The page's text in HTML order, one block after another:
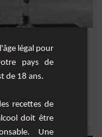
sirop de noisette, sirop de
légal pour
pays de
de 18 ans.
recettes de
doit être
Une